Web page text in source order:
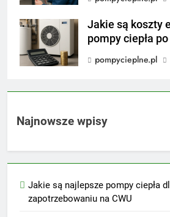
Jakie są koszty
pompy ciepła
pompycieplne.pl
Najnowsze wpisy
Jakie są najlepsze pompy ciepła
zapotrzebowaniu na CWU